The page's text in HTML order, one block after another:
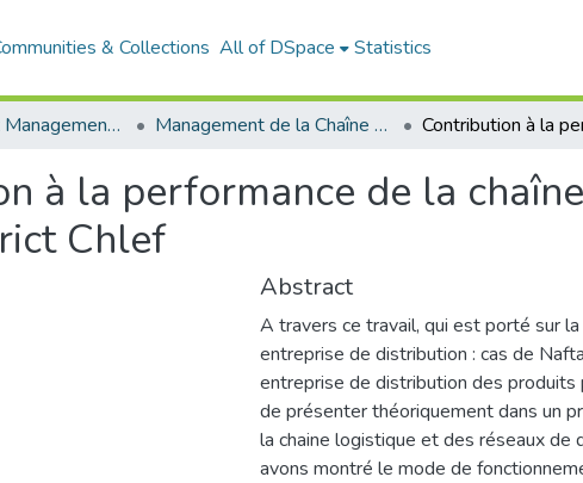
& Collections All of DSpace Statistics
Département Management Des Organisations Management de la Chaîne Logistique (MCL)
à la performance de la
Chlef
Abstract
A travers ce travail, qui est porté sur
entreprise de distribution : cas de
entreprise de distribution des
de présenter théoriquement dans un
la chaine logistique et des réseaux de
avons montré le mode de